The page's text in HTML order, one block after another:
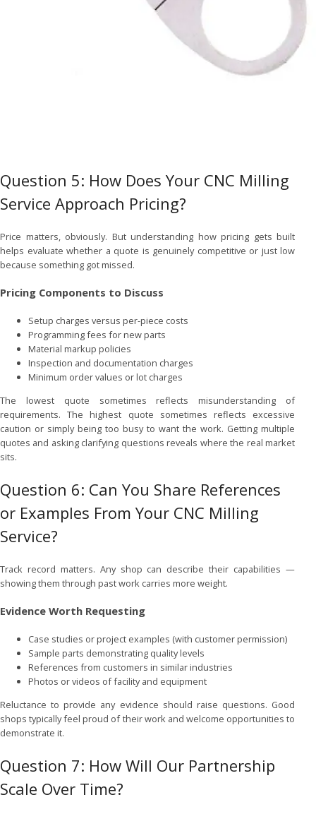
Question 5: How Does Your CNC Milling
Service Approach Pricing?
Price matters, obviously. But understanding how pricing gets built
helps evaluate whether a quote is genuinely competitive or just low
because something got missed.
Pricing Components to Discuss
Setup charges versus per-piece costs
Programming fees for new parts
Material markup policies
Inspection and documentation charges
Minimum order values or lot charges
The lowest quote sometimes reflects misunderstanding of
requirements. The highest quote sometimes reflects excessive
caution or simply being too busy to want the work. Getting multiple
quotes and asking clarifying questions reveals where the real market
sits.
Question 6: Can You Share References
or Examples From Your CNC Milling
Service?
Track record matters. Any shop can describe their capabilities —
showing them through past work carries more weight.
Evidence Worth Requesting
Case studies or project examples (with customer permission)
Sample parts demonstrating quality levels
References from customers in similar industries
Photos or videos of facility and equipment
Reluctance to provide any evidence should raise questions. Good
shops typically feel proud of their work and welcome opportunities to
demonstrate it.
Question 7: How Will Our Partnership
Scale Over Time?